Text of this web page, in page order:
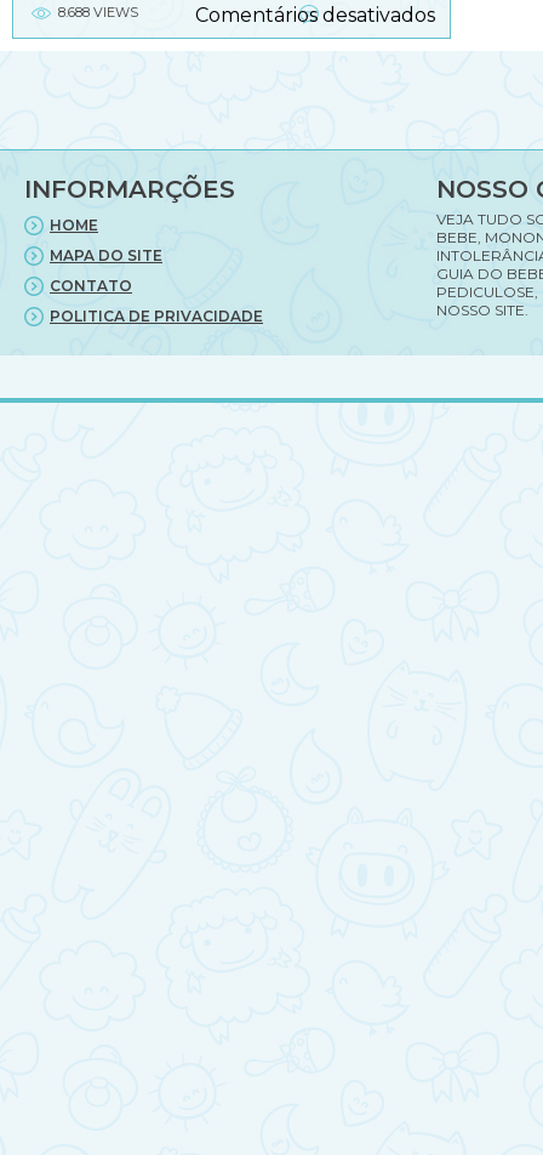
8.688 VIEWS
Comentários desativadosem
é
normal?
INFORMARÇÕES
HOME
MAPA DO SITE
CONTATO
POLITICA DE PRIVACIDADE
NOSSO
VEJA TUDO
BEBE,
GUIA DO
PEDICULOSE,
NOSSO SITE.